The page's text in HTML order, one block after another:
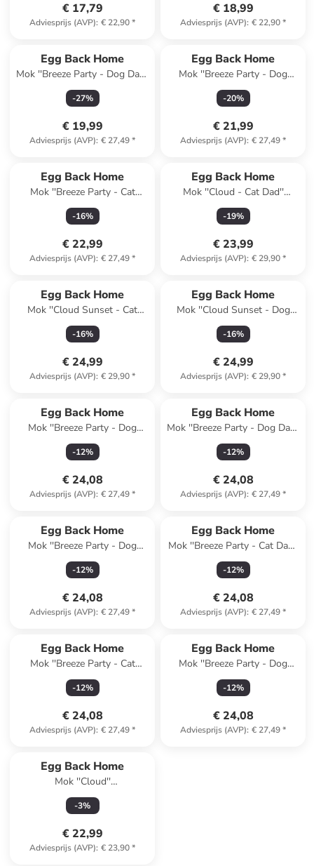
€ 17,79
Adviesprijs (AVP): € 22,90*
€ 18,99
Adviesprijs (AVP): € 22,90*
Egg Back Home
Mok ''Breeze Party - Dog Dad''
lichtblauw - 450 ml
-27%
€ 19,99
Adviesprijs (AVP): € 27,49*
Egg Back Home
Mok ''Breeze Party - Dog
Mom'' groen - 450 ml
-20%
€ 21,99
Adviesprijs (AVP): € 27,49*
Egg Back Home
Mok ''Breeze Party - Cat
Mom'' geel - 450 ml
-16%
€ 22,99
Adviesprijs (AVP): € 27,49*
Egg Back Home
Mok ''Cloud - Cat Dad''
lichtblauw - 500 ml
-19%
€ 23,99
Adviesprijs (AVP): € 29,90*
Egg Back Home
Mok ''Cloud Sunset - Cat
Mom'' lichtroze/lichtblauw -
500 ml
-16%
€ 24,99
Adviesprijs (AVP): € 29,90*
Egg Back Home
Mok ''Cloud Sunset - Dog
Mom'' lichtroze/lichtblauw -
500 ml
-16%
€ 24,99
Adviesprijs (AVP): € 29,90*
Egg Back Home
Mok ''Breeze Party - Dog
Mom'' lichtblauw - 450 ml
-12%
€ 24,08
Adviesprijs (AVP): € 27,49*
Egg Back Home
Mok ''Breeze Party - Dog Dad''
groen - 450 ml
-12%
€ 24,08
Adviesprijs (AVP): € 27,49*
Egg Back Home
Mok ''Breeze Party - Dog
Mom'' oranje - 450 ml
-12%
€ 24,08
Adviesprijs (AVP): € 27,49*
Egg Back Home
Mok ''Breeze Party - Cat Dad''
lichtblauw - 450 ml
-12%
€ 24,08
Adviesprijs (AVP): € 27,49*
Egg Back Home
Mok ''Breeze Party - Cat
Mom'' groen - 450 ml
-12%
€ 24,08
Adviesprijs (AVP): € 27,49*
Egg Back Home
Mok ''Breeze Party - Dog
Mom'' lichtroze - 450 ml
-12%
€ 24,08
Adviesprijs (AVP): € 27,49*
Egg Back Home
Mok ''Cloud''
oranje/lichtblauw - 500 ml
-3%
€ 22,99
Adviesprijs (AVP): € 23,90*